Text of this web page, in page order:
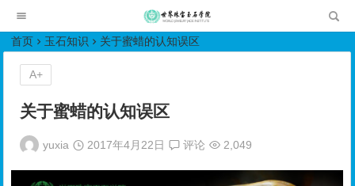
首页 玉石知识 关于蜜蜡的认知误区
关于蜜蜡的认知误区
yuxia 2017年4月22日 评论 2,049
A+